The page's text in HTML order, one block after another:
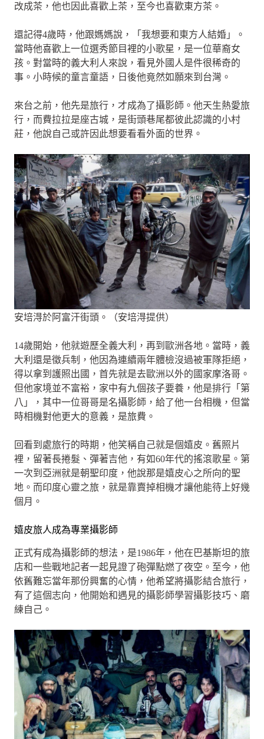
改成茶，他也因此喜歡上茶，至今也喜歡東方茶。
還記得4歲時，他跟媽媽說，「我想要和東方人結婚」。
當時他喜歡上一位選秀節目裡的小歌星，是一位華裔女
孩。對當時的義大利人來說，看見外國人是件很稀奇的
事。小時候的童言童語，日後他竟然如願來到台灣。
來台之前，他先是旅行，才成為了攝影師。他天生熱愛旅
行，而費拉拉是座古城，是街頭巷尾都彼此認識的小村
莊，他說自己或許因此想要看看外面的世界。
安培淂於阿富汗街頭。（安培淂提供）
14歲開始，他就遊歷全義大利，再到歐洲各地。當時，義
大利還是徵兵制，他因為連續兩年體檢沒過被軍隊拒絕，
得以拿到護照出國，首先就是去歐洲以外的國家摩洛哥。
但他家境並不富裕，家中有九個孩子要養，他是排行「第
八」，其中一位哥哥是名攝影師，給了他一台相機，但當
時相機對他更大的意義，是旅費。
回看到處旅行的時期，他笑稱自己就是個嬉皮。舊照片
裡，留著長捲髮、彈著吉他，有如60年代的搖滾歌星。第
一次到亞洲就是朝聖印度，他說那是嬉皮心之所向的聖
地。而印度心靈之旅，就是靠賣掉相機才讓他能待上好幾
個月。
嬉皮旅人成為專業攝影師
正式有成為攝影師的想法，是1986年，他在巴基斯坦的旅
店和一些戰地記者一起見證了砲彈點燃了夜空。至今，他
依舊難忘當年那份興奮的心情，他希望將攝影結合旅行，
有了這個志向，他開始和遇見的攝影師學習攝影技巧、磨
練自己。